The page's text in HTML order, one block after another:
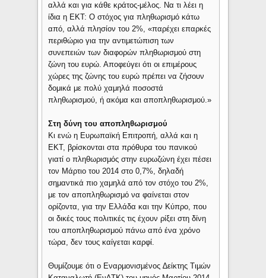
αλλά και για κάθε κράτος-μέλος. Να τι λέει η
ίδια η ΕΚΤ: Ο στόχος για πληθωρισμό κάτω
από, αλλά πλησίον του 2%, «παρέχει επαρκές
περιθώριο για την αντιμετώπιση των
συνεπειών των διαφορών πληθωρισμού στη
ζώνη του ευρώ. Αποφεύγει ότι οι επιμέρους
χώρες της ζώνης του ευρώ πρέπει να ζήσουν
δομικά με πολύ χαμηλά ποσοστά
πληθωρισμού, ή ακόμα και αποπληθωρισμού.»
Στη δύνη του αποπληθωρισμού
Κι ενώ η Ευρωπαϊκή Επιτροπή, αλλά και η
ΕΚΤ, βρίσκονται στα πρόθυρα του πανικού
γιατί ο πληθωρισμός στην ευρωζώνη έχει πέσει
τον Μάρτιο του 2014 στο 0,7%, δηλαδή
σημαντικά πιο χαμηλά από τον στόχο του 2%,
με τον αποπληθωρισμό να φαίνεται στον
ορίζοντα, για την Ελλάδα και την Κύπρο, που
οι δικές τους πολιτικές τις έχουν ρίξει στη δίνη
του αποπληθωρισμού πάνω από ένα χρόνο
τώρα, δεν τους καίγεται καρφί.
Θυμίζουμε ότι ο Εναρµονισµένoς ∆είκτης Τιµών